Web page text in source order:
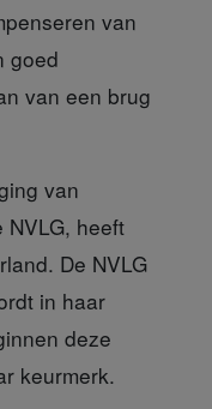
van
goed
van een brug
van
heeft
De NVLG
in haar
deze
keurmerk.